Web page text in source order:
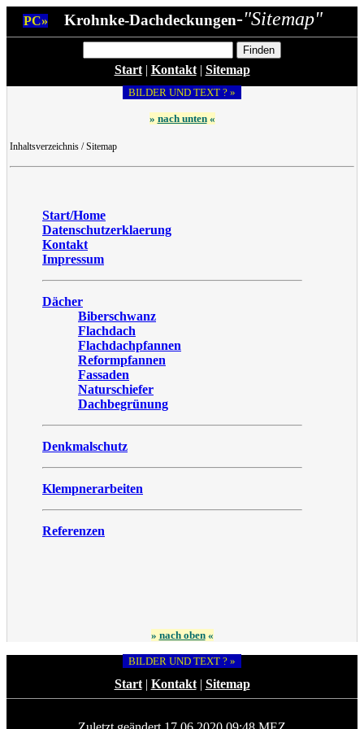
PC» Krohnke-Dachdeckungen-"Sitemap"
Start| Kontakt| Sitemap
BILDER UND TEXT ? »
» nach unten«
Inhaltsverzeichnis / Sitemap
Start/Home
Datenschutzerklaerung
Kontakt
Impressum
Dächer
Biberschwanz
Flachdach
Flachdachpfannen
Reformpfannen
Fassaden
Naturschiefer
Dachbegrünung
Denkmalschutz
Klempnerarbeiten
Referenzen
» nach oben«
BILDER UND TEXT ? »
Start| Kontakt| Sitemap